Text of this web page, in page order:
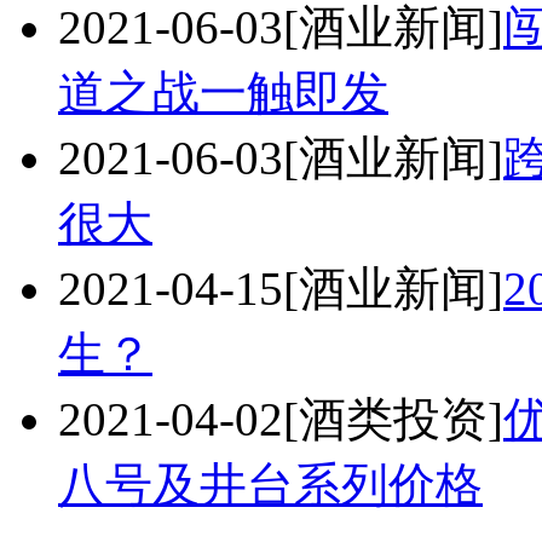
2021-06-03[酒业新闻]
道之战一触即发
2021-06-03[酒业新闻]
很大
2021-04-15[酒业新闻]
生？
2021-04-02[酒类投资]
八号及井台系列价格